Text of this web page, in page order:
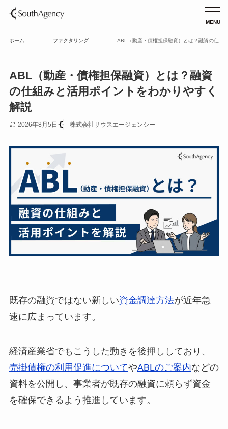
ホーム ファクタリング ABL（動産・債権担保融資）とは？融資の仕組
ABL（動産・債権担保融資）とは？融資
の仕組みと活用ポイントをわかりやすく
解説
2026年8月5日 株式会社サウスエージェンシー
既存の融資ではない新しい資金調達方法が近年急
速に広まっています。
経済産業省でもこうした動きを後押ししており、
売掛債権の利用促進についてやABLのご案内などの
資料を公開し、事業者が既存の融資に頼らず資金
を確保できるよう推進しています。